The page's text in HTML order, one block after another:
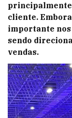
principalmente
cliente.
importante nos
sendo
vendas.